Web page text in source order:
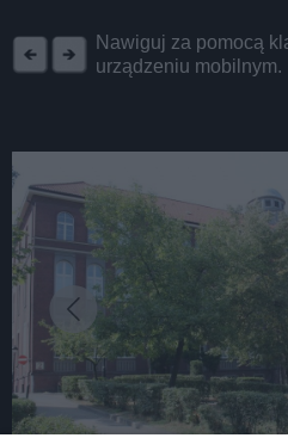
Nawiguj za pomocą
urządzeniu mobilnym.